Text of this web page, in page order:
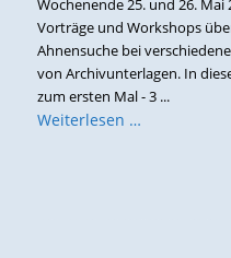
Wochenende 25. und 26.
Vorträge und Workshops
Ahnensuche bei
von Archivunterlagen. In
zum ersten Mal - 3 ...
Weiterlesen …